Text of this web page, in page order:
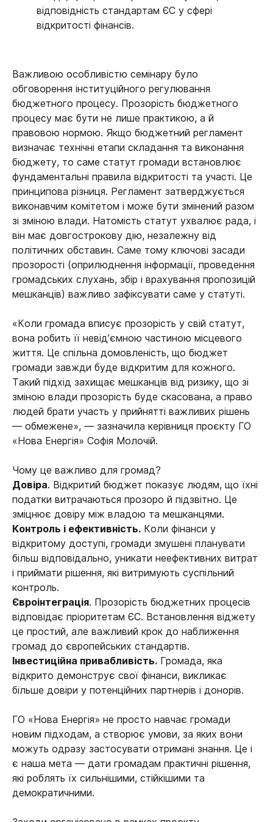
відповідність стандартам ЄС у сфері
відкритості фінансів.
Важливою особливістю семінару було
обговорення інституційного регулювання
бюджетного процесу. Прозорість бюджетного
процесу має бути не лише практикою, а й
правовою нормою. Якщо бюджетний регламент
визначає технічні етапи складання та виконання
бюджету, то саме статут громади встановлює
фундаментальні правила відкритості та участі. Це
принципова різниця. Регламент затверджується
виконавчим комітетом і може бути змінений разом
зі зміною влади. Натомість статут ухвалює рада, і
він має довгострокову дію, незалежну від
політичних обставин. Саме тому ключові засади
прозорості (оприлюднення інформації, проведення
громадських слухань, збір і врахування пропозицій
мешканців) важливо зафіксувати саме у статуті.
«Коли громада вписує прозорість у свій статут,
вона робить її невід’ємною частиною місцевого
життя. Це спільна домовленість, що бюджет
громади завжди буде відкритим для кожного.
Такий підхід захищає мешканців від ризику, що зі
зміною влади прозорість буде скасована, а право
людей брати участь у прийнятті важливих рішень
— обмежене», — зазначила керівниця проєкту ГО
«Нова Енергія» Софія Молочій.
Чому це важливо для громад?
Довіра. Відкритий бюджет показує людям, що їхні
податки витрачаються прозоро й підзвітно. Це
зміцнює довіру між владою та мешканцями.
Контроль і ефективність. Коли фінанси у
відкритому доступі, громади змушені планувати
більш відповідально, уникати неефективних витрат
і приймати рішення, які витримують суспільний
контроль.
Євроінтеграція. Прозорість бюджетних процесів
відповідає пріоритетам ЄС. Встановлення віджету
це простий, але важливий крок до наближення
громад до європейських стандартів.
Інвестиційна привабливість. Громада, яка
відкрито демонструє свої фінанси, викликає
більше довіри у потенційних партнерів і донорів.
ГО «Нова Енергія» не просто навчає громади
новим підходам, а створює умови, за яких вони
можуть одразу застосувати отримані знання. Це і
є наша мета — дати громадам практичні рішення,
які роблять їх сильнішими, стійкішими та
демократичними.